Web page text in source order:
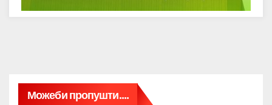
Можеби пропушти....